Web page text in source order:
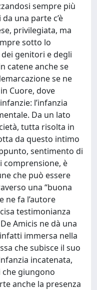
sempre più
una parte c’è
privilegiata, ma
sotto lo
genitori e degli
catene anche se
se ne
Cuore, dove
l’infanzia
Da un lato
tutta risolta in
da questo intimo
sentimento di
comprensione, è
che può essere
una “buona
ne fa l’autore
testimonianza
Amicis ne dà una
immersa nella
che subisce il suo
incatenata,
giungono
anche la presenza